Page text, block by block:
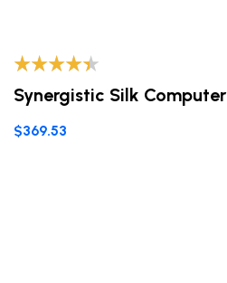
con4.20
Synergistic Silk Computer
$369.53